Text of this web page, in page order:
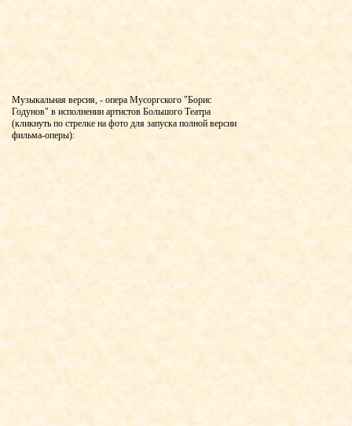
Музыкальная версия, - опера Мусоргского "Борис
Годунов" в исполнении артистов Большого Театра
(кликнуть по стрелке на фото для запуска полной версии
фильма-оперы):